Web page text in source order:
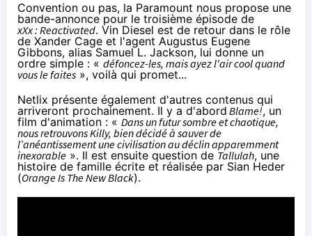
Convention ou pas, la Paramount nous propose une
bande-annonce pour le troisième épisode de
xXx : Reactivated. Vin Diesel est de retour dans le rôle
de Xander Cage et l'agent Augustus Eugene
Gibbons, alias Samuel L. Jackson, lui donne un
ordre simple : « défoncez-les, mais ayez l'air cool quand
vous le faites », voilà qui promet...
Netlix présente également d'autres contenus qui
arriveront prochainement. Il y a d'abord Blame!, un
film d'animation : « Dans un futur sombre et chaotique,
nous retrouvons Killy, bien décidé à sauver de
l’anéantissement une civilisation au déclin apparemment
inexorable ». Il est ensuite question de Tallulah, une
histoire de famille écrite et réalisée par Sian Heder
(OrangeIs The New Black).